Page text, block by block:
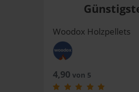
Woodox Holzpellets
4,90 von 5